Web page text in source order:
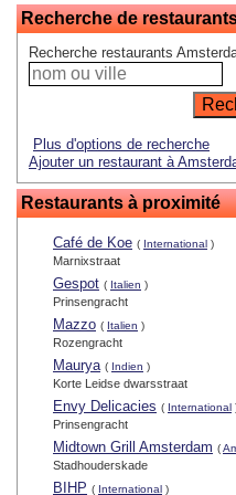
Recherche de
Recherche restaurants
Plus d'options de recherche
Ajouter un restaurant à
Restaurants à proximité
Café de Koe ( International )
Marnixstraat
Gespot ( Italien )
Prinsengracht
Mazzo ( Italien )
Rozengracht
Maurya ( Indien )
Korte Leidse dwarsstraat
Envy Delicacies ( International
Prinsengracht
Midtown Grill Amsterdam (
Stadhouderskade
BIHP ( International )